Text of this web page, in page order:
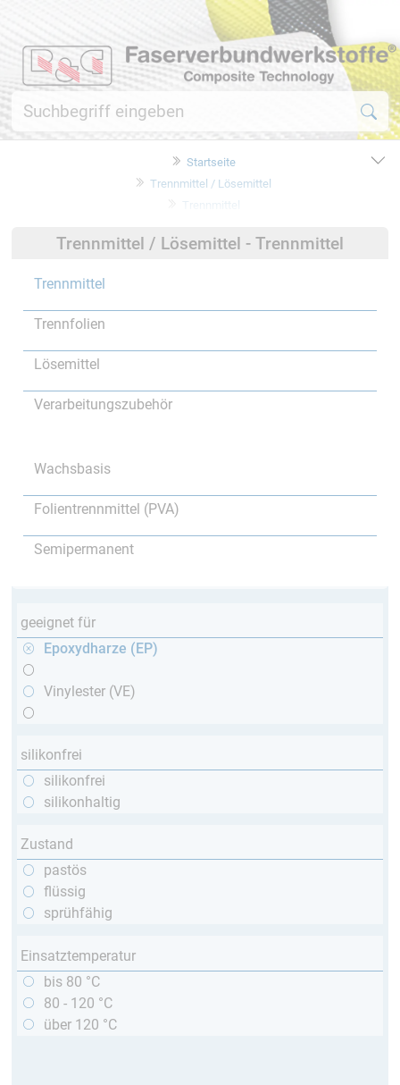
Startseite
Trennmittel / Lösemittel
Trennmittel
Trennmittel / Lösemittel - Trennmittel
Trennmittel
Trennfolien
Lösemittel
Verarbeitungszubehör
Wachsbasis
Folientrennmittel (PVA)
Semipermanent
geeignet für
Epoxydharze (EP)
Vinylester (VE)
silikonfrei
silikonfrei
silikonhaltig
Zustand
pastös
flüssig
sprühfähig
Einsatztemperatur
bis 80 °C
80 - 120 °C
über 120 °C